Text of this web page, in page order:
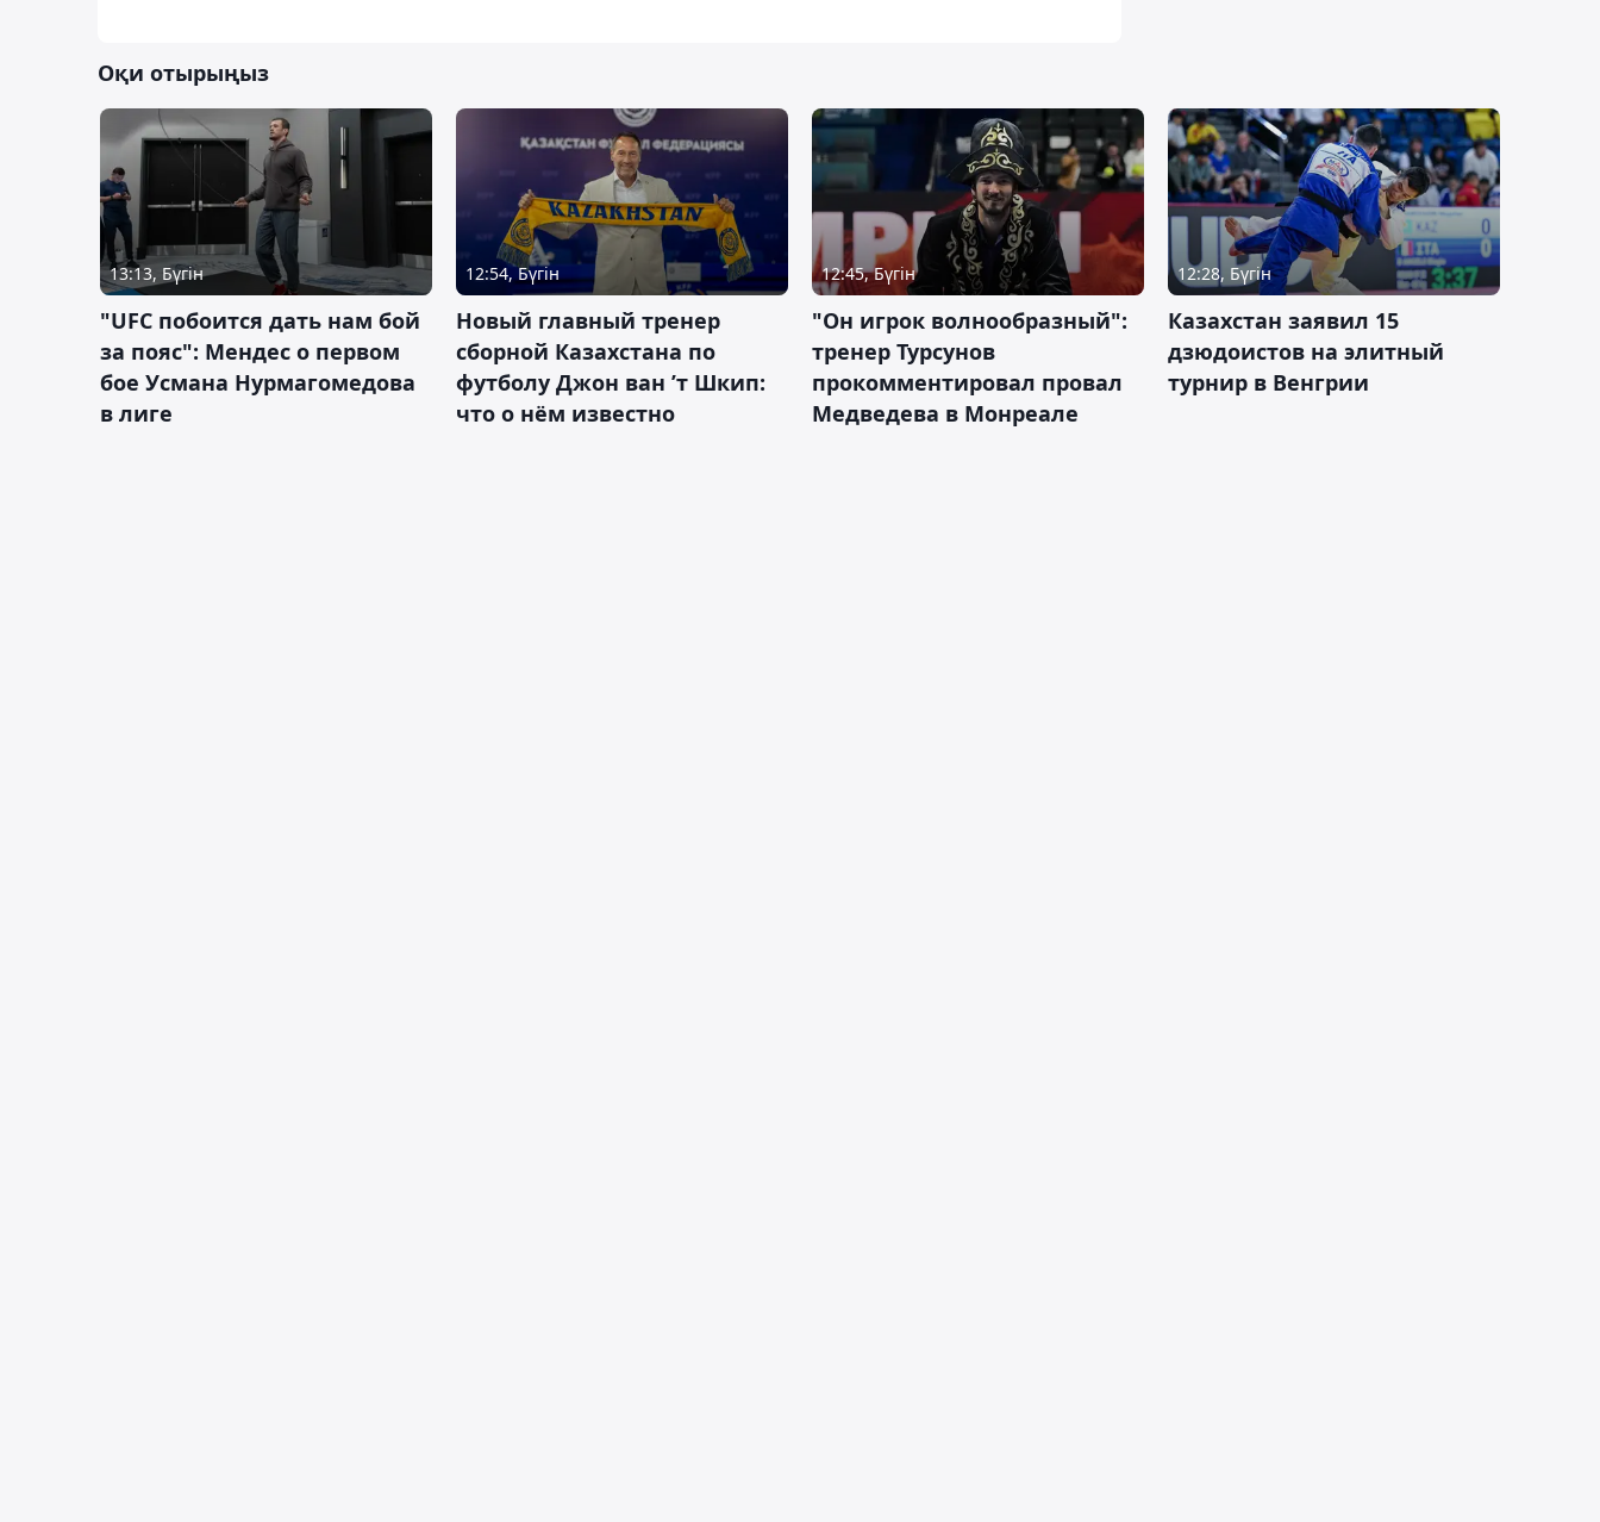
Оқи отырыңыз
13:13, Бүгін
"UFC побоится дать нам бой
за пояс": Мендес о первом
бое Усмана Нурмагомедова
в лиге
12:54, Бүгін
Новый главный тренер
сборной Казахстана по
футболу Джон ван ’т Шкип:
что о нём известно
12:45, Бүгін
"Он игрок волнообразный":
тренер Турсунов
прокомментировал провал
Медведева в Монреале
12:28, Бүгін
Казахстан заявил 15
дзюдоистов на элитный
турнир в Венгрии